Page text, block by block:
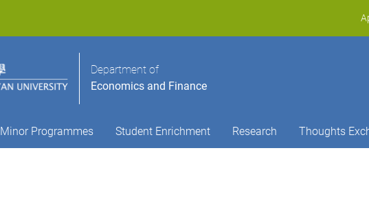
Department of
Economics and Finance
Minor Programmes Student Enrichment Research Thoughts